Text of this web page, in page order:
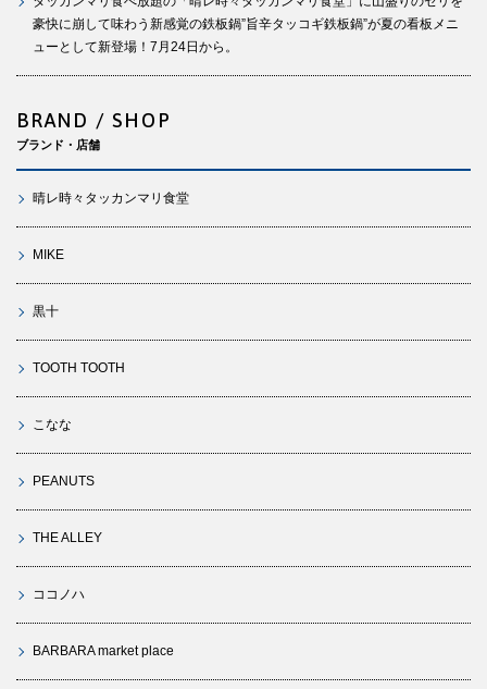
豪快に崩して味わう新感覚の鉄板鍋”旨辛タッコギ鉄板鍋”が夏の看板メニ
ューとして新登場！7月24日から。
BRAND / SHOP
ブランド・店舗
晴レ時々タッカンマリ食堂
MIKE
黒十
TOOTH TOOTH
こなな
PEANUTS
THE ALLEY
ココノハ
BARBARA market place